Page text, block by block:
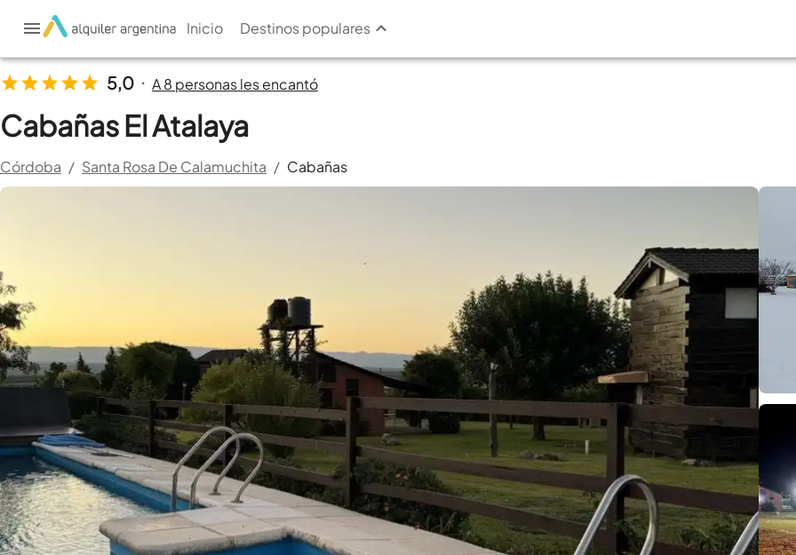
Inicio Destinos populares
5,0 • A 8 personas les encantó
Cabañas El Atalaya
Córdoba / Santa Rosa De Calamuchita / Cabañas